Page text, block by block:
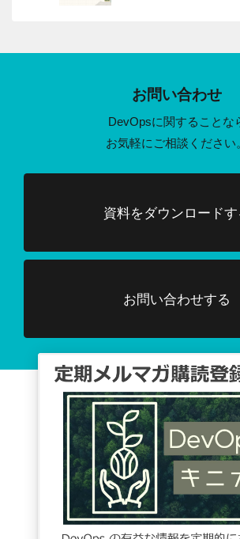
お問い合わせ
DevOpsに関することな
お気軽にご相談ください
資料をダウンロードす
お問い合わせする
Facebook、TwitterでDevOps
情報配信を行っています
Tweets by DevOpsHubjp